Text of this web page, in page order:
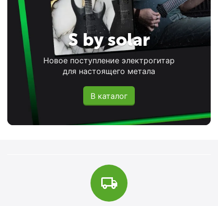
S by solar
Новое поступление электрогитар
для настоящего метала
В каталог